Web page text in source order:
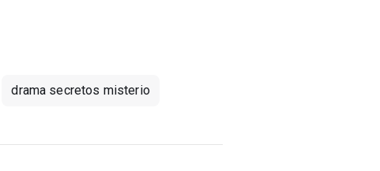
drama secretos misterio